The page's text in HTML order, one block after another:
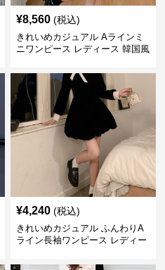
¥8,560 (税込)
きれいめカジュアル Aラインミ
ニワンピース レディース 韓国風
上丈 春秋 ウエストマーク 上品
エレガント
¥4,240 (税込)
きれいめカジュアル ふんわりA
ライン長袖ワンピース レディー
ト フェミニン 上品 おしゃれ